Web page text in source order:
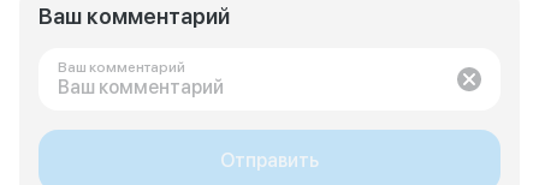
Ваш комментарий
Ваш комментарий
Отправить